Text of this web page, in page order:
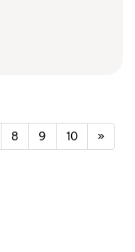
8 9 10 »